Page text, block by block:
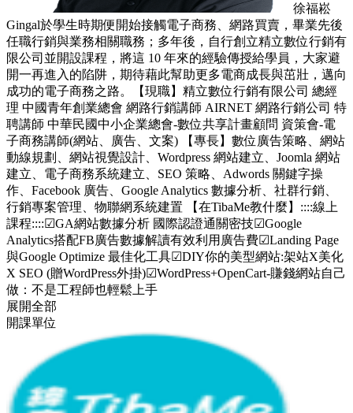
徐福崧
Gingal於學生時期便開始接觸電子商務、網路買賣，畢業先後
任職行銷與業務相關職務；多年後，自行創立精立數位行銷有
限公司並開設課程，將這 10 年來的經驗傳授給學員，大家避
開一再進入的陷阱，期待藉此幫助更多電商成長與茁壯，邁向
成功的電子商務之路。【現職】精立數位行銷有限公司 總經
理 中國青年創業總會 網路行銷講師 AIRNET 網路行銷公司 特
聘講師 中華民國中小企業總會-數位共享計畫顧問 資策會-電
子商務講師(網站、廣告、文案) 【專長】數位廣告策略、網站
動線規劃、網站視覺設計、Wordpress 網站建立、Joomla 網站
建立、電子商務系統建立、SEO 策略、Adwords 關鍵字操
作、Facebook 廣告、Google Analytics 數據分析、社群行銷、
行銷專案管理、物聯網系統建置 【在TibaMe教什麼】::::線上
課程::::☑GA網站數據分析 國際認證通關密技☑Google
Analytics搭配FB廣告數據解讀有效利用廣告費☑Landing Page
與Google Optimize 最佳化工具☑DIY你的美型網站:架站X美化
X SEO (贈WordPress外掛)☑WordPress+OpenCart-賺錢網站自己
做：不是工程師也輕鬆上手
展開全部
開課單位